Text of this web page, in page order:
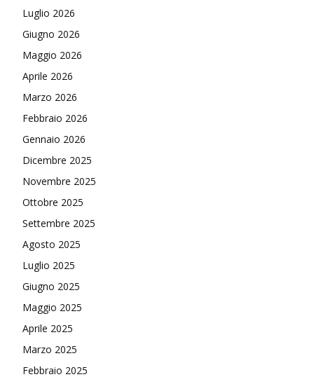
Luglio 2026
Giugno 2026
Maggio 2026
Aprile 2026
Marzo 2026
Febbraio 2026
Gennaio 2026
Dicembre 2025
Novembre 2025
Ottobre 2025
Settembre 2025
Agosto 2025
Luglio 2025
Giugno 2025
Maggio 2025
Aprile 2025
Marzo 2025
Febbraio 2025